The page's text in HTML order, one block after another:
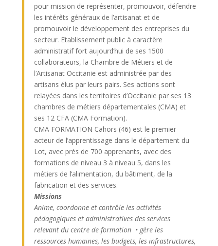
pour mission de représenter, promouvoir, défendre
les intérêts généraux de l’artisanat et de
promouvoir le développement des entreprises du
secteur. Etablissement public à caractère
administratif fort aujourd’hui de ses 1500
collaborateurs, la Chambre de Métiers et de
l’Artisanat Occitanie est administrée par des
artisans élus par leurs pairs. Ses actions sont
relayées dans les territoires d’Occitanie par ses 13
chambres de métiers départementales (CMA) et
ses 12 CFA (CMA Formation).
CMA FORMATION Cahors (46) est le premier
acteur de l’apprentissage dans le département du
Lot, avec près de 700 apprenants, avec des
formations de niveau 3 à niveau 5, dans les
métiers de l’alimentation, du bâtiment, de la
fabrication et des services.
Missions
Anime, coordonne et contrôle les activités
pédagogiques et administratives des services
relevant du centre de formation • gère les
ressources humaines, les budgets, les infrastructures,